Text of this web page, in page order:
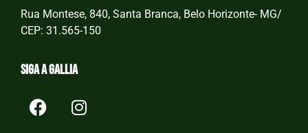
Rua Montese, 840, Santa Branca, Belo Horizonte- MG/
CEP: 31.565-150
Siga a Gallia